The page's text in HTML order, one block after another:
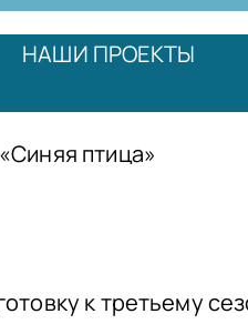
НАШИ ПРОЕКТЫ
птица»
к третьему